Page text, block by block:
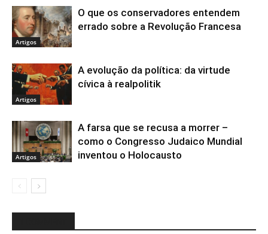
Artigos
O que os conservadores entendem
errado sobre a Revolução Francesa
Artigos
A evolução da política: da virtude
cívica à realpolitik
Artigos
A farsa que se recusa a morrer –
como o Congresso Judaico Mundial
inventou o Holocausto